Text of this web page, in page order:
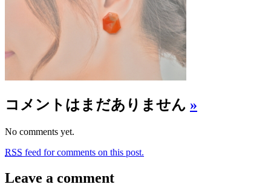
コメントはまだありません »
No comments yet.
RSS feed for comments on this post.
Leave a comment